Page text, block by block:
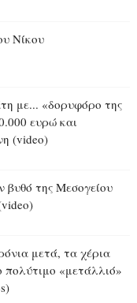
Νίκου
με... «δορυφόρο της
ευρώ και
(video)
της Μεσογείου
μετά, τα χέρια
«μετάλλιό»